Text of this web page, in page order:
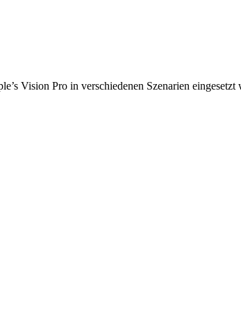
Vision Pro in verschiedenen Szenarien